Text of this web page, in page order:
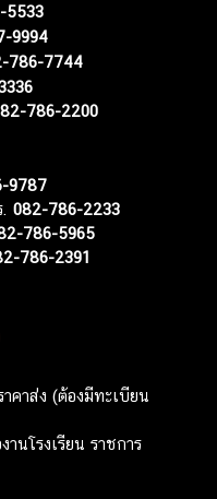
5533
9994
786-7744
786-2200
9787
082-786-2233
786-5965
786-2391
คาส่ง (ต้องมีทะเบียน
านโรงเรียน ราชการ